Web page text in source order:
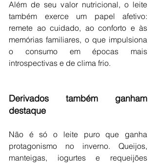
Além de seu valor nutricional, o leite
também exerce um papel afetivo:
remete ao cuidado, ao conforto e às
memórias familiares, o que impulsiona
o consumo em épocas mais
introspectivas e de clima frio.
Derivados também ganham
destaque
Não é só o leite puro que ganha
protagonismo no inverno. Queijos,
manteigas, iogurtes e requeijões